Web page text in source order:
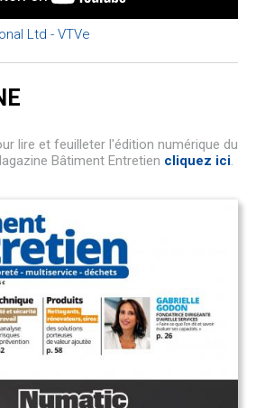
Ltd - VTVe
lire et feuilleter l'édition numérique du
Bâtiment Entretien cliquez ici.